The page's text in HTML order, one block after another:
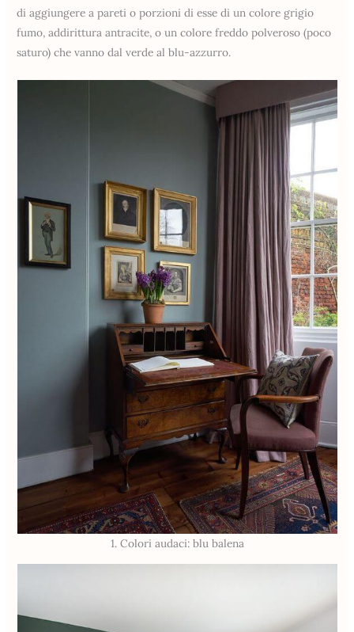
di aggiungere a pareti o porzioni di esse di un colore grigio
fumo, addirittura antracite, o un colore freddo polveroso (poco
saturo) che vanno dal verde al blu-azzurro.
1. Colori audaci: blu balena